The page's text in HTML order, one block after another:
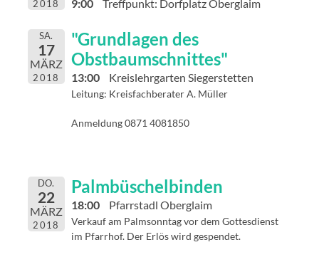
2018 9:00 Treffpunkt: Dorfplatz Oberglaim
SA.
17
MÄRZ
2018
"Grundlagen des
Obstbaumschnittes"
13:00 Kreislehrgarten Siegerstetten
Leitung: Kreisfachberater A. Müller
Anmeldung 0871 4081850
DO.
22
MÄRZ
2018
Palmbüschelbinden
18:00 Pfarrstadl Oberglaim
Verkauf am Palmsonntag vor dem Gottesdienst
im Pfarrhof. Der Erlös wird gespendet.